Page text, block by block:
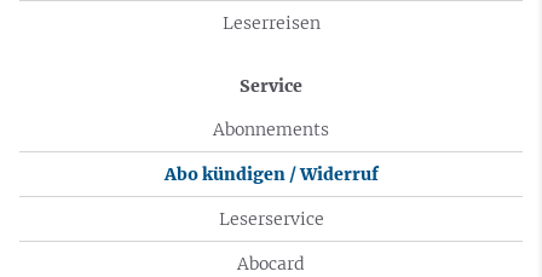
Leserreisen
Service
Abonnements
Abo kündigen / Widerruf
Leserservice
Abocard